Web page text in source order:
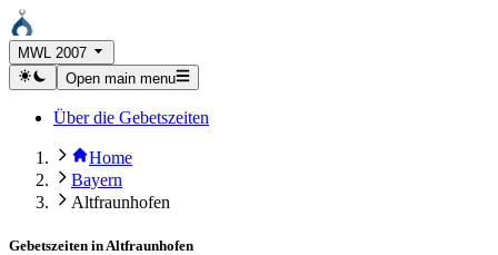
MWL 2007
Open main menu
Über die Gebetszeiten
Home
Bayern
Altfraunhofen
Gebetszeiten in Altfraunhofen